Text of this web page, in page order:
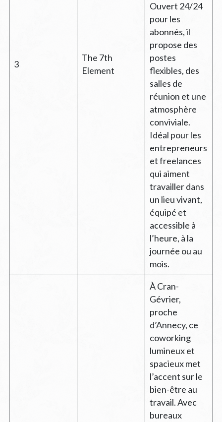
3
The 7th
Element
Ouvert 24/24
pour les
abonnés, il
propose des
postes
flexibles, des
salles de
réunion et une
atmosphère
conviviale.
Idéal pour les
entrepreneurs
et freelances
qui aiment
travailler dans
un lieu vivant,
équipé et
accessible à
l’heure, à la
journée ou au
mois.
À Cran-
Gévrier,
proche
d’Annecy, ce
coworking
lumineux et
spacieux met
l’accent sur le
bien-être au
travail. Avec
bureaux